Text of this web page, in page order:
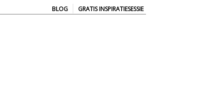
BLOG | GRATIS INSPIRATIESESSIE